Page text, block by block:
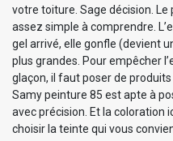
votre toiture. Sage décision.
assez simple à comprendre.
gel arrivé, elle gonfle (devient
plus grandes. Pour empêcher
glaçon, il faut poser de
Samy peinture 85 est apte à
avec précision. Et la coloration
choisir la teinte qui vous